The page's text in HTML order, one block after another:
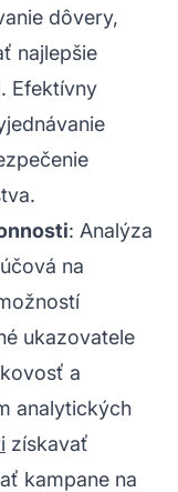
dôvery,
najlepšie
Efektívny
: Analýza
na
ukazovatele
a
analytických
získavať
kampane na